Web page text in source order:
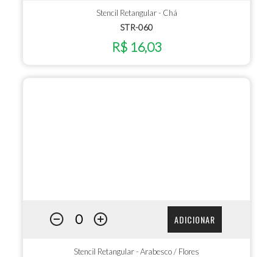
Stencil Retangular - Chá
STR-060
R$ 16,03
ADICIONAR
Stencil Retangular - Arabesco / Flores